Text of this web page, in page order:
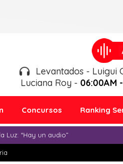
Levantados - Luigui
Luciana Roy - 06:00AM
Concursos Ranking
“Hay un audio”